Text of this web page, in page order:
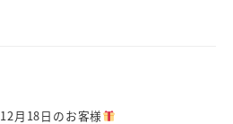
12月18日のお客様